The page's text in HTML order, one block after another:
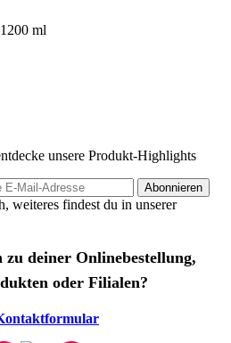
ml
unsere Produkt-Highlights
Abonnieren
weiteres findest du in unserer
zu deiner Onlinebestellung,
oder Filialen?